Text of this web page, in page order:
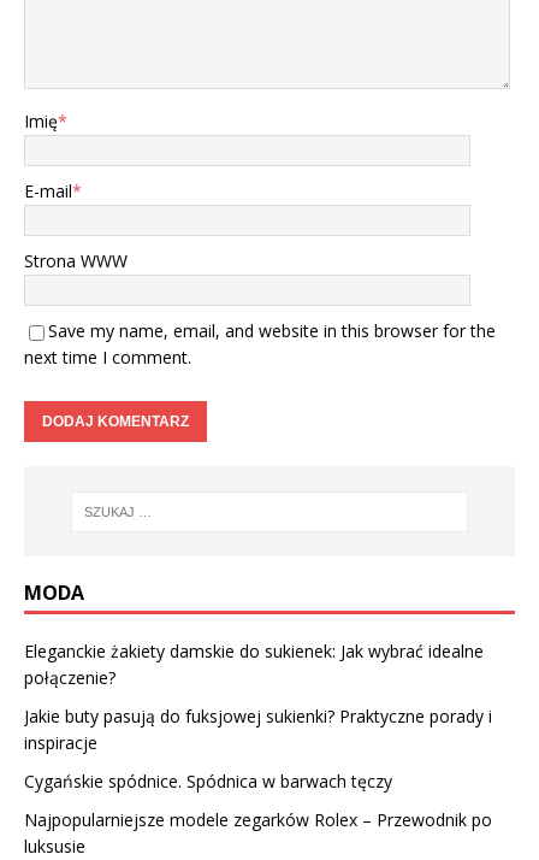
Imię*
E-mail*
Strona WWW
Save my name, email, and website in this browser for the
next time I comment.
MODA
Eleganckie żakiety damskie do sukienek: Jak wybrać idealne
połączenie?
Jakie buty pasują do fuksjowej sukienki? Praktyczne porady i
inspiracje
Cygańskie spódnice. Spódnica w barwach tęczy
Najpopularniejsze modele zegarków Rolex – Przewodnik po
luksusie